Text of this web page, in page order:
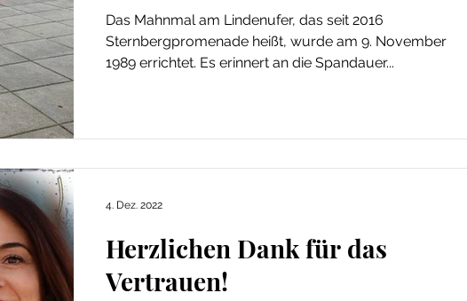
Das Mahnmal am Lindenufer, das seit 2016
Sternbergpromenade heißt, wurde am 9. November
1989 errichtet. Es erinnert an die Spandauer...
Herzlichen Dank für das
Vertrauen!
4. Dez. 2022